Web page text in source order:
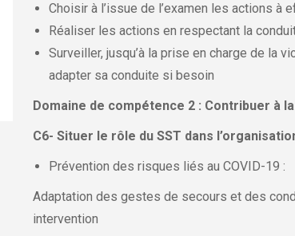
Choisir à l’issue de l’examen les actions à
Réaliser les actions en respectant la
Surveiller, jusqu’à la prise en charge de la
adapter sa conduite si besoin
Domaine de compétence 2 : Contribuer à
C6- Situer le rôle du SST dans
Prévention des risques liés au COVID-19 :
Adaptation des gestes de secours et des
intervention